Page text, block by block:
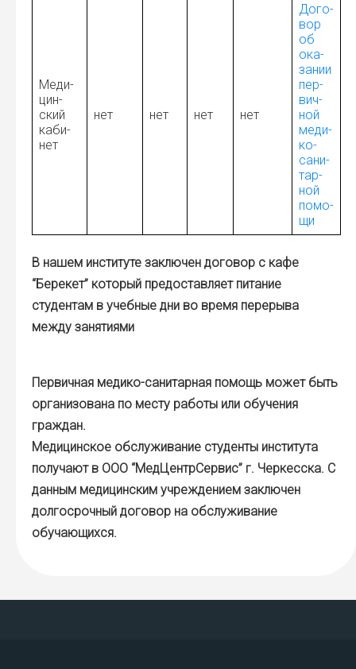
Меди­
цин­
ский
каби­
нет
нет нет нет нет
Дого­
вор
об
ока­
за­нии
пер­
вич­
ной
меди­
ко-
сани­
тар­
ной
помо­
щи
В нашем институте заключен договор с кафе
“Берекет” который предоставляет питание
студентам в учебные дни во время перерыва
между занятиями
Первичная медико-санитарная помощь может быть
организована по месту работы или обучения
граждан.
Медицинское обслуживание студенты института
получают в ООО “МедЦентрСервис” г. Черкесска. С
данным медицинским учреждением заключен
долгосрочный договор на обслуживание
обучающихся.